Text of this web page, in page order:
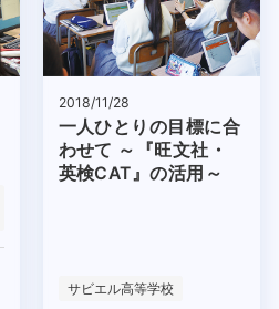
2018/11/28
一人ひとりの目標に合
わせて ～『旺文社・
英検CAT』の活用～
サビエル高等学校